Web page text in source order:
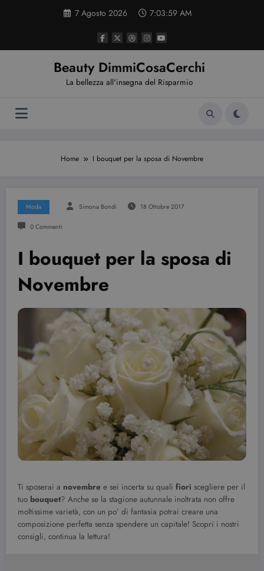
7 Agosto 2026 7:04:00 AM
Beauty DimmiCosaCerchi
La bellezza all'insegna del Risparmio
Home I bouquet per la sposa di Novembre
Moda Simona Bondi 18 Ottobre 2017
0 Commenti
I bouquet per la sposa di
Novembre
Ti sposerai a novembre e sei incerta su quali fiori scegliere per il
tuo bouquet? Anche se la stagione autunnale inoltrata non offre
moltissime varietà, con un po’ di fantasia potrai creare una
composizione perfetta senza spendere un capitale! Scopri i nostri
consigli, continua la lettura!